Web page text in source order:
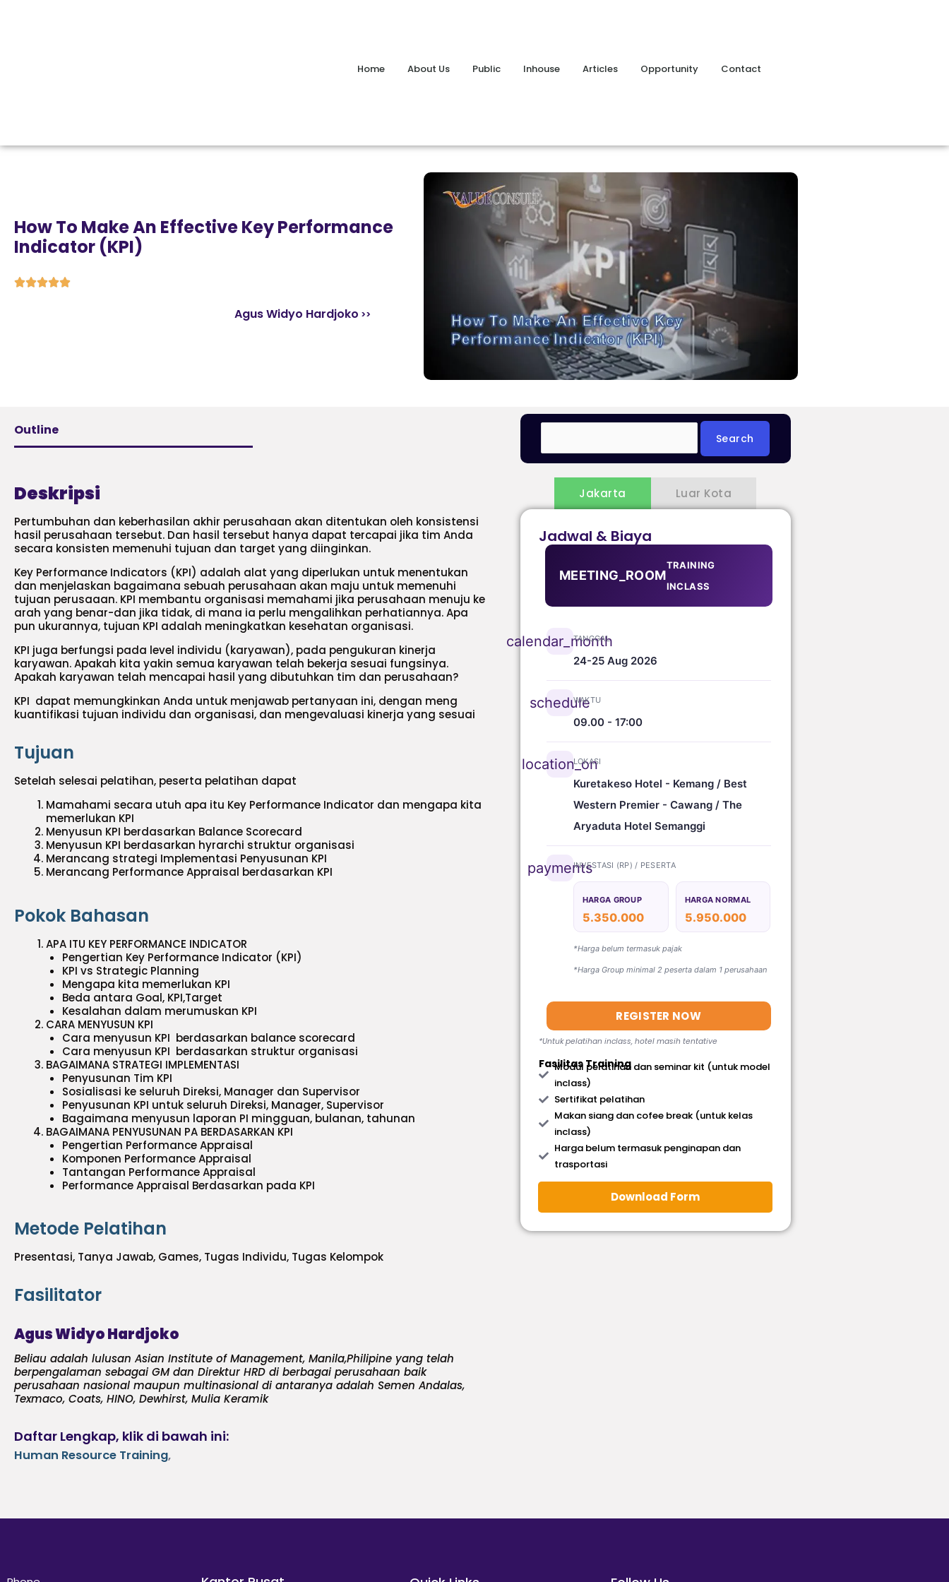
Home About Us Public Inhouse Articles Opportunity Contact
How To Make An Effective Key Performance
Indicator (KPI)

Agus Widyo Hardjoko
Outline
Deskripsi
Pertumbuhan dan keberhasilan akhir perusahaan akan ditentukan oleh konsistensi
hasil perusahaan tersebut. Dan hasil tersebut hanya dapat tercapai jika tim Anda
secara konsisten memenuhi tujuan dan target yang diinginkan.
Key Performance Indicators (KPI) adalah alat yang diperlukan untuk menentukan
dan menjelaskan bagaimana sebuah perusahaan akan maju untuk memenuhi
tujuan perusaaan. KPI membantu organisasi memahami jika perusahaan menuju ke
arah yang benar-dan jika tidak, di mana ia perlu mengalihkan perhatiannya. Apa
pun ukurannya, tujuan KPI adalah meningkatkan kesehatan organisasi.
KPI juga berfungsi pada level individu (karyawan), pada pengukuran kinerja
karyawan. Apakah kita yakin semua karyawan telah bekerja sesuai fungsinya.
Apakah karyawan telah mencapai hasil yang dibutuhkan tim dan perusahaan?
KPI dapat memungkinkan Anda untuk menjawab pertanyaan ini, dengan meng
kuantifikasi tujuan individu dan organisasi, dan mengevaluasi kinerja yang sesuai
Tujuan
Setelah selesai pelatihan, peserta pelatihan dapat
Mamahami secara utuh apa itu Key Performance Indicator dan mengapa kita
memerlukan KPI
Menyusun KPI berdasarkan Balance Scorecard
Menyusun KPI berdasarkan hyrarchi struktur organisasi
Merancang strategi Implementasi Penyusunan KPI
Merancang Performance Appraisal berdasarkan KPI
Pokok Bahasan
APA ITU KEY PERFORMANCE INDICATOR
Pengertian Key Performance Indicator (KPI)
KPI vs Strategic Planning
Mengapa kita memerlukan KPI
Beda antara Goal, KPI,Target
Kesalahan dalam merumuskan KPI
CARA MENYUSUN KPI
Cara menyusun KPI berdasarkan balance scorecard
Cara menyusun KPI berdasarkan struktur organisasi
BAGAIMANA STRATEGI IMPLEMENTASI
Penyusunan Tim KPI
Sosialisasi ke seluruh Direksi, Manager dan Supervisor
Penyusunan KPI untuk seluruh Direksi, Manager, Supervisor
Bagaimana menyusun laporan PI mingguan, bulanan, tahunan
BAGAIMANA PENYUSUNAN PA BERDASARKAN KPI
Pengertian Performance Appraisal
Komponen Performance Appraisal
Tantangan Performance Appraisal
Performance Appraisal Berdasarkan pada KPI
Metode Pelatihan
Presentasi, Tanya Jawab, Games, Tugas Individu, Tugas Kelompok
Fasilitator
Agus Widyo Hardjoko
Beliau adalah lulusan Asian Institute of Management, Manila,Philipine yang telah
berpengalaman sebagai GM dan Direktur HRD di berbagai perusahaan baik
perusahaan nasional maupun multinasional di antaranya adalah Semen Andalas,
Texmaco, Coats, HINO, Dewhirst, Mulia Keramik
Daftar Lengkap, klik di bawah ini:
Human Resource Training,
Jakarta Luar Kota
Jadwal & Biaya
MEETING_ROOM
TRAINING
INCLASS
calendar_month
TANGGAL
24-25 Aug 2026
schedule
WAKTU
09.00 - 17:00
location_on
LOKASI
Kuretakeso Hotel - Kemang / Best
Western Premier - Cawang / The
Aryaduta Hotel Semanggi
paymentsINVESTASI (RP) / PESERTA
HARGA GROUP
5.350.000
HARGA NORMAL
5.950.000
*Harga belum termasuk pajak
*Harga Group minimal 2 peserta dalam 1 perusahaan
REGISTER NOW
*Untuk pelatihan inclass, hotel masih tentative
Fasilitas Training
Modul pelatihan dan seminar kit (untuk model
inclass)
Sertifikat pelatihan
Makan siang dan cofee break (untuk kelas
inclass)
Harga belum termasuk penginapan dan
trasportasi
Download Form